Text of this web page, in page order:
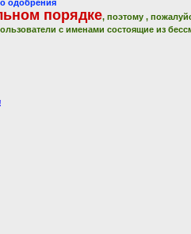
одобрения
порядке, поэтому ,
с именами состоящие из